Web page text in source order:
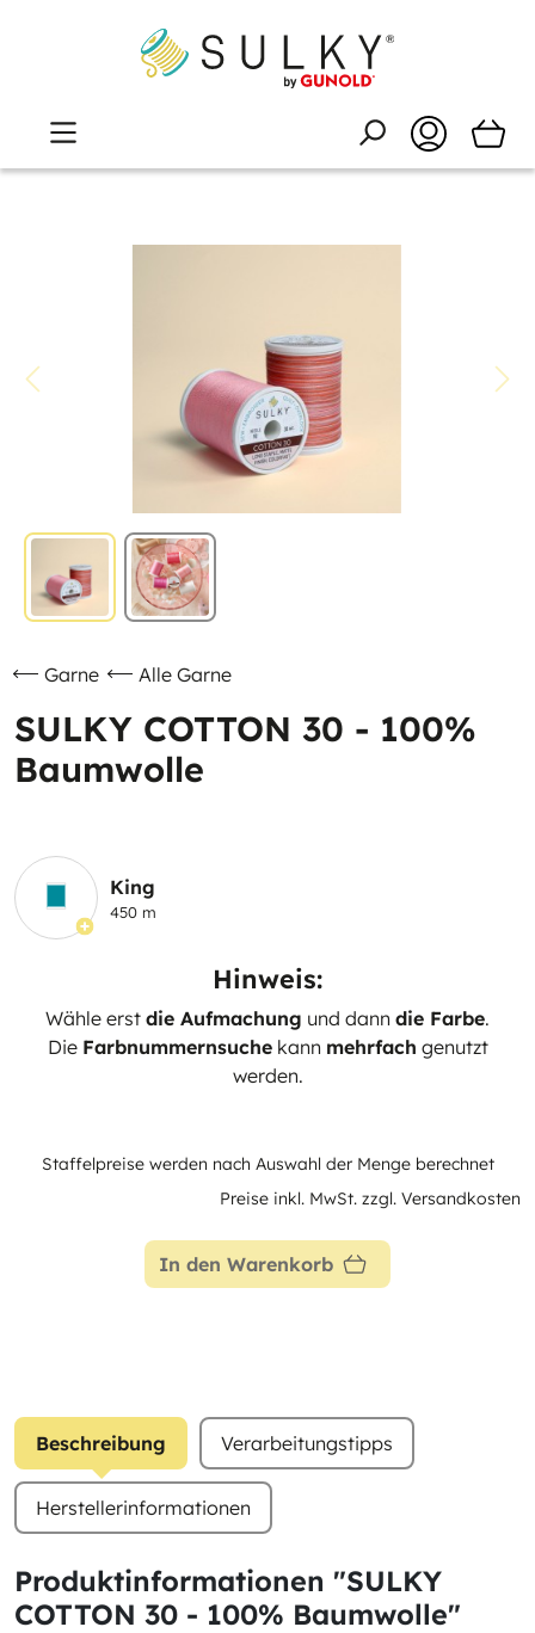
Garne Alle Garne
SULKY COTTON 30 - 100%
Baumwolle
King
450 m
Hinweis:
Wähle erst die Aufmachung und dann die Farbe.
Die Farbnummernsuchekann mehrfach genutzt
werden.
Staffelpreise werden nach Auswahl der Menge berechnet
Preise inkl. MwSt. zzgl. Versandkosten
In den Warenkorb
Beschreibung Verarbeitungstipps
Herstellerinformationen
Produktinformationen "SULKY
COTTON 30 - 100% Baumwolle"